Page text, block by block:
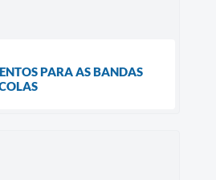
PARA AS BANDAS